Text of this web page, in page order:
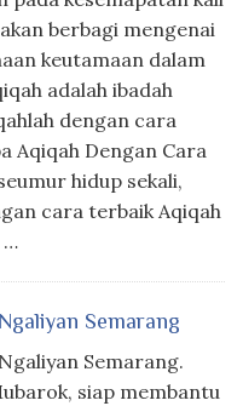
berbagi mengenai
keutamaan dalam
adalah ibadah
dengan cara
Aqiqah Dengan Cara
hidup sekali,
cara terbaik Aqiqah
…
Semarang
Semarang.
siap membantu